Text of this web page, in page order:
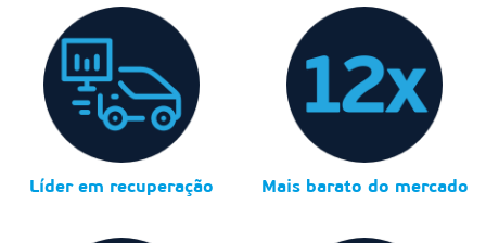
Líder em recuperação Mais barato do mercado